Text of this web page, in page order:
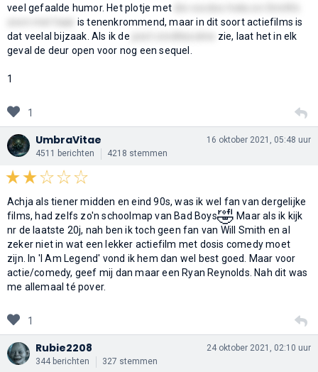
veel gefaalde humor. Het plotje met
is tenenkrommend, maar in dit soort actiefilms is
dat veelal bijzaak. Als ik de
zie, laat het in elk
geval de deur open voor nog een sequel.
1
1
UmbraVitae
4511 berichten 4218 stemmen
16 oktober 2021, 05:48 uur
Achja als tiener midden en eind 90s, was ik wel fan van dergelijke
films, had zelfs zo'n schoolmap van Bad Boys🤣 Maar als ik kijk
nr de laatste 20j, nah ben ik toch geen fan van Will Smith en al
zeker niet in wat een lekker actiefilm met dosis comedy moet
zijn. In 'I Am Legend' vond ik hem dan wel best goed. Maar voor
actie/comedy, geef mij dan maar een Ryan Reynolds. Nah dit was
me allemaal té pover.
1
Rubie2208
344 berichten 327 stemmen
24 oktober 2021, 02:10 uur